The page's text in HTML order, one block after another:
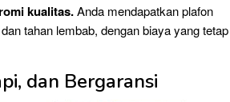
kualitas.Anda mendapatkan plafon
tahan lembab, dengan biaya yang tetap
dan Bergaransi